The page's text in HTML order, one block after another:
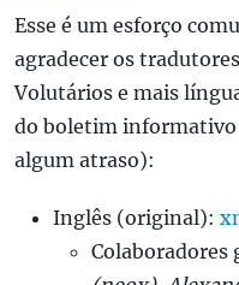
Esse é um esforço
agradecer os
Volutários e mais
do boletim informativo
algum atraso):
Inglês (original):
Colaboradores